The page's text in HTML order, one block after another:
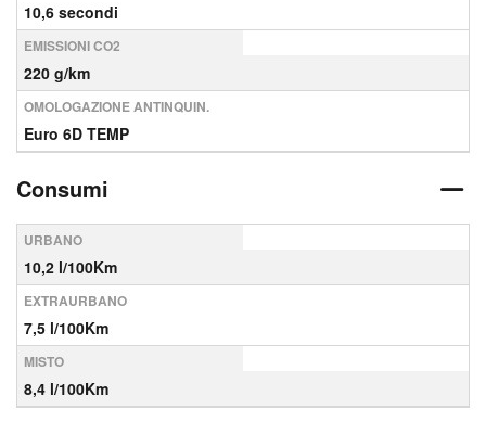
10,6 secondi
EMISSIONI CO2
220 g/km
OMOLOGAZIONE ANTINQUIN.
Euro 6D TEMP
Consumi
URBANO
10,2 l/100Km
EXTRAURBANO
7,5 l/100Km
MISTO
8,4 l/100Km